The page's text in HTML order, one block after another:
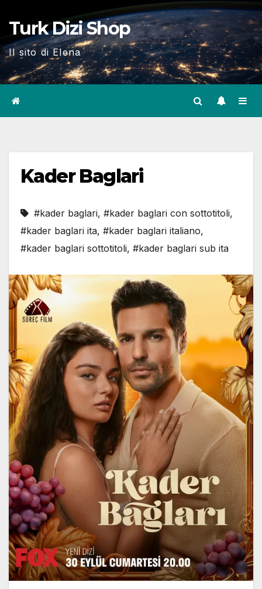
Skip
content
Turk Dizi Shop
Il sito di Elena
Kader Baglari
#kader baglari, #kader baglari con sottotitoli,
#kader baglari ita, #kader baglari italiano,
#kader baglari sottotitoli, #kader baglari sub ita